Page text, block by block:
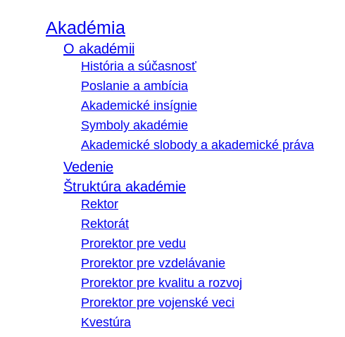
Akadémia
O akadémii
História a súčasnosť
Poslanie a ambícia
Akademické insígnie
Symboly akadémie
Akademické slobody a akademické práva
Vedenie
Štruktúra akadémie
Rektor
Rektorát
Prorektor pre vedu
Prorektor pre vzdelávanie
Prorektor pre kvalitu a rozvoj
Prorektor pre vojenské veci
Kvestúra